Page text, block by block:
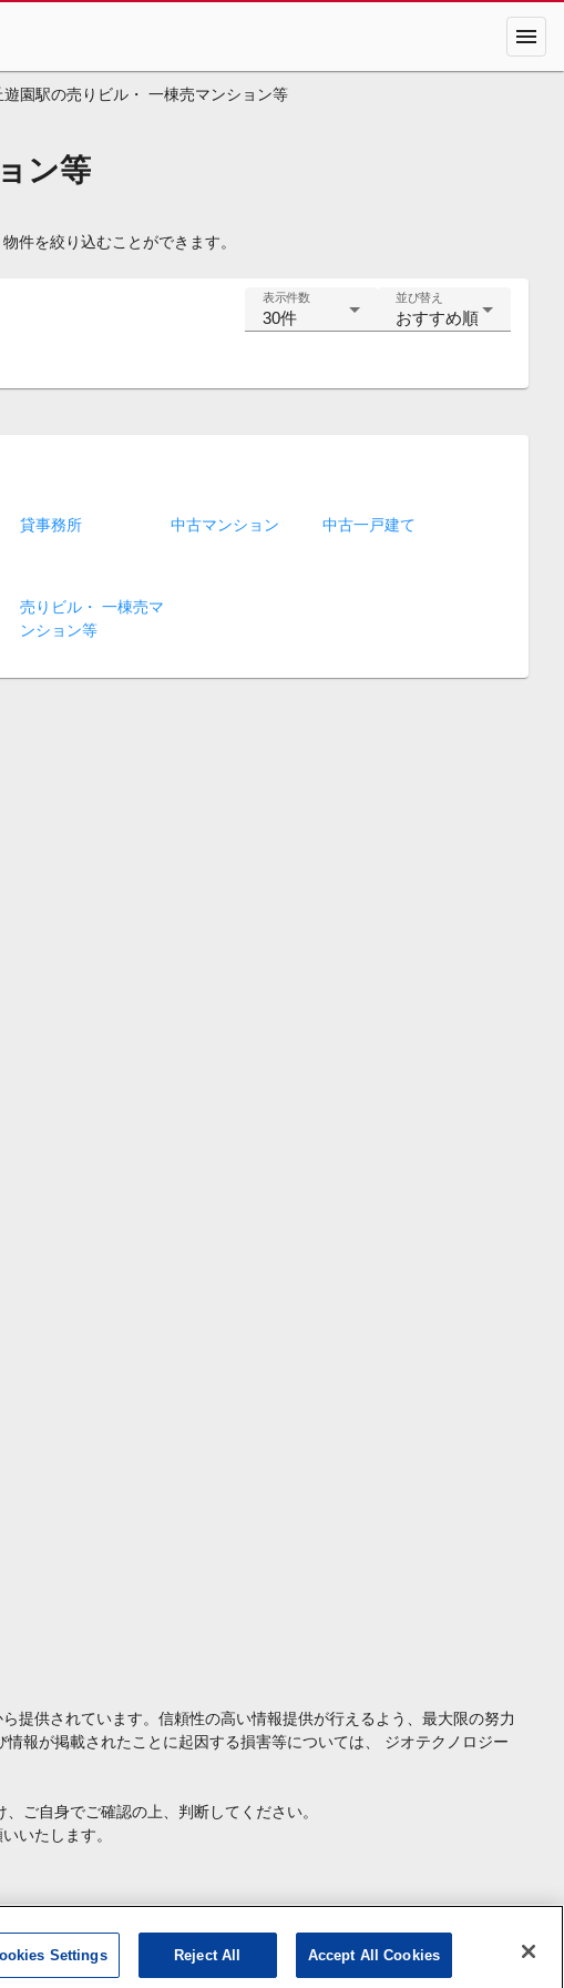
menu
遊園駅の売りビル・ 一棟売マンション等
ン等
件を絞り込むことができます。
表示件数
30件
並び替え
おすすめ順
貸事務所 中古マンション 中古一戸建て
売りビル・ 一棟売マ
ンション等
提供されています。信頼性の高い情報提供が行えるよう、最大限の努力
報が掲載されたことに起因する損害等については、 ジオテクノロジー
ご自身でご確認の上、判断してください。
いたします。
Settings Reject All Accept All Cookies